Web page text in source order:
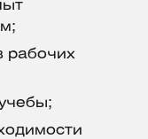
рабочих